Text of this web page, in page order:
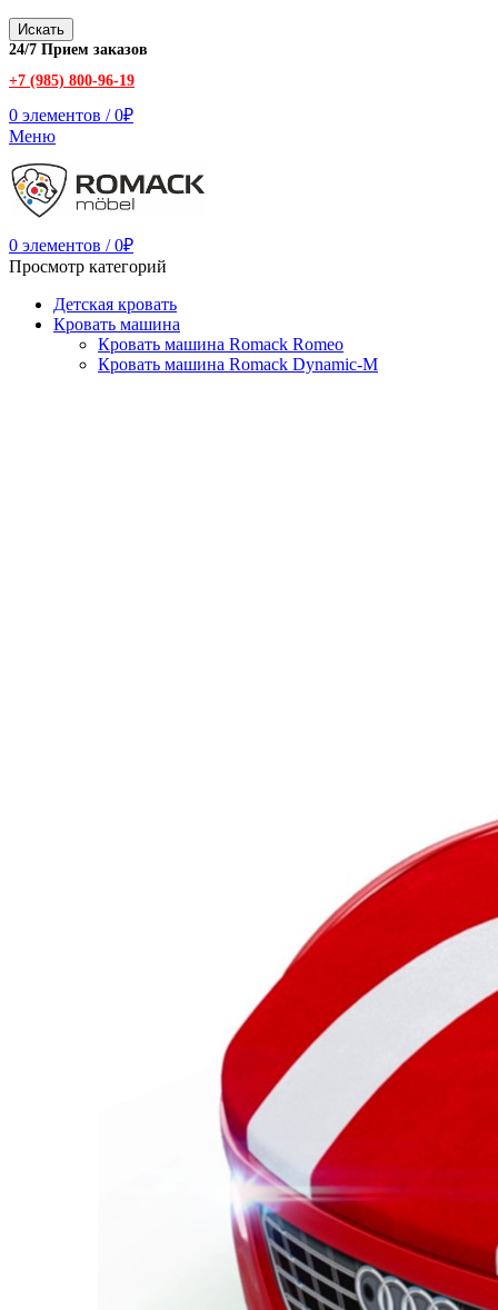
Искать
24/7 Прием заказов
+7 (985) 800-96-19
0 элементов / 0₽
Меню
0 элементов / 0₽
Просмотр категорий
Детская кровать
Кровать машина
Кровать машина Romack Romeo
Кровать машина Romack Dynamic-M